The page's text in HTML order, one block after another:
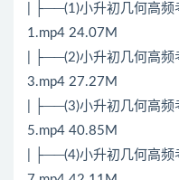
| ├──(1)小升初几何高
1.mp4 24.07M
| ├──(2)小升初几何高
3.mp4 27.27M
| ├──(3)小升初几何高
5.mp4 40.85M
| ├──(4)小升初几何高